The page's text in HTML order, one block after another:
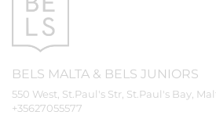
BELS MALTA & BELS JUNIORS
550 West, St.Paul's Str, St.Paul's Bay,
+35627055577